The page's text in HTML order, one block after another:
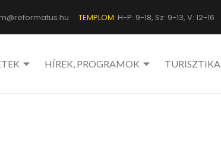
TEMPLOM: H-P: 9-18, Sz: 9-13, V: 12-16
HÍREK, PROGRAMOK TURISZTIKA